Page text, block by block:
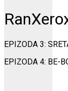
EPIZODA 3:
EPIZODA 4: BE-